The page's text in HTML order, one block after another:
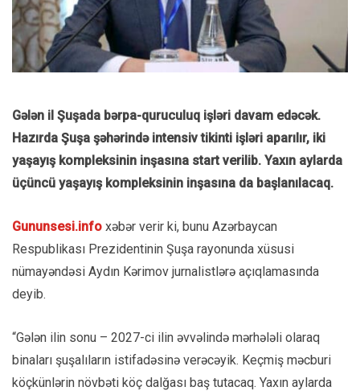
Gələn il Şuşada bərpa-quruculuq işləri davam edəcək.
Hazırda Şuşa şəhərində intensiv tikinti işləri aparılır, iki
yaşayış kompleksinin inşasına start verilib. Yaxın aylarda
üçüncü yaşayış kompleksinin inşasına da başlanılacaq.
Gununsesi.info xəbər verir ki, bunu Azərbaycan
Respublikası Prezidentinin Şuşa rayonunda xüsusi
nümayəndəsi Aydın Kərimov jurnalistlərə açıqlamasında
deyib.
“Gələn ilin sonu – 2027-ci ilin əvvəlində mərhələli olaraq
binaları şuşalıların istifadəsinə verəcəyik. Keçmiş məcburi
köçkünlərin növbəti köç dalğası baş tutacaq. Yaxın aylarda